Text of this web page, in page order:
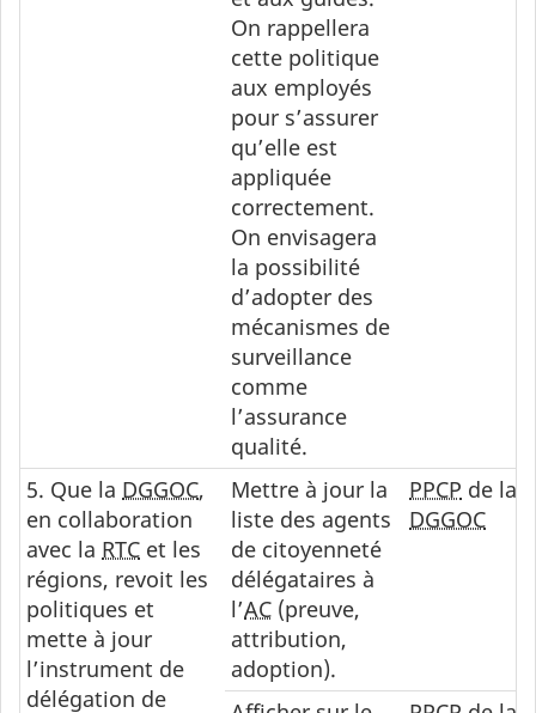
On rappellera
cette politique
aux employés
pour s’assurer
qu’elle est
appliquée
correctement.
On envisagera
la possibilité
d’adopter des
mécanismes de
surveillance
comme
l’assurance
qualité.
5. Que la DGGOC,
en collaboration
avec la RTC et les
régions, revoit les
politiques et
mette à jour
l’instrument de
délégation de
Mettre à jour la
liste des agents
de citoyenneté
délégataires à
l’AC (preuve,
attribution,
adoption).
PPCP de la
DGGOC